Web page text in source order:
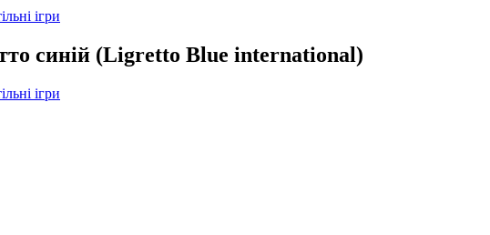
ігри
синій (Ligretto Blue international)
ігри